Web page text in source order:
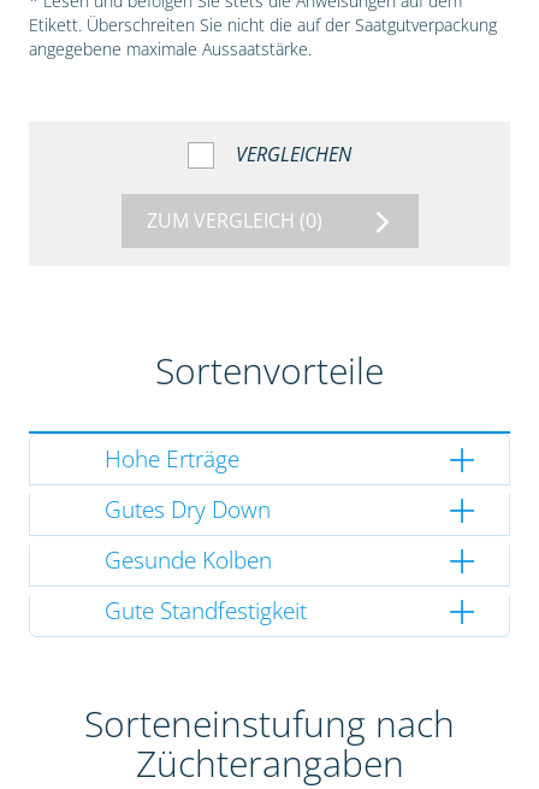
Etikett. Überschreiten Sie nicht die auf der Saatgutverpackung
angegebene maximale Aussaatstärke.
VERGLEICHEN
ZUM VERGLEICH (0)
Sortenvorteile
Hohe Erträge
Gutes Dry Down
Gesunde Kolben
Gute Standfestigkeit
Sorteneinstufung nach
Züchterangaben